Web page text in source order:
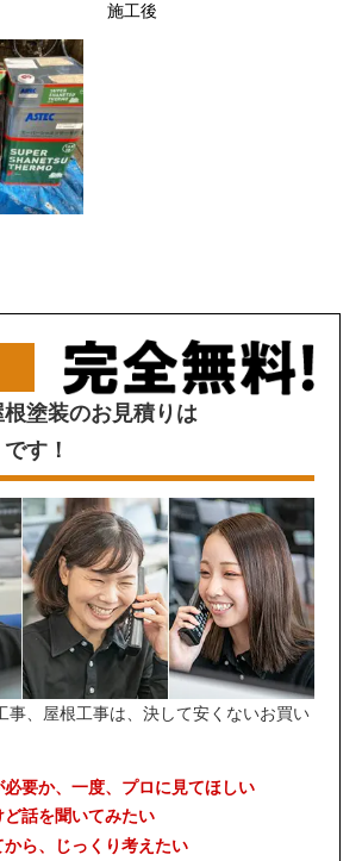
施工後
塗装のお見積りは
す！
事、屋根工事は、決して安くないお買い
必要か、一度、プロに見てほしい
話を聞いてみたい
から、じっくり考えたい